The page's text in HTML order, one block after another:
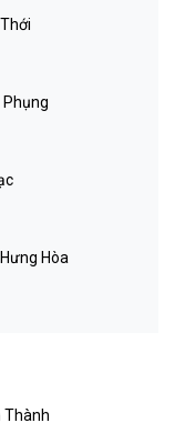
Hòa
Thành